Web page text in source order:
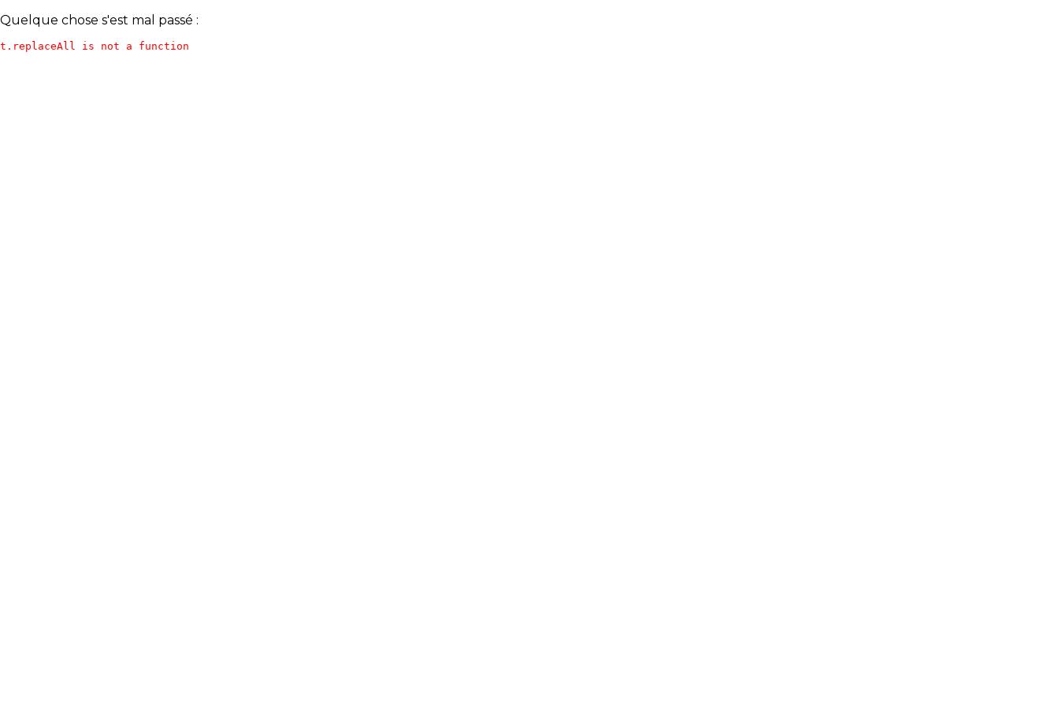
Quelque chose s'est mal passé :
t.replaceAll is not a function